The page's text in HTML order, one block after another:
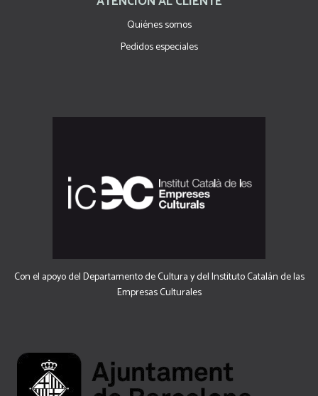
Quiénes somos
Pedidos especiales
Con el apoyo del Departamento de Cultura y del Instituto Catalán de las
Empresas Culturales